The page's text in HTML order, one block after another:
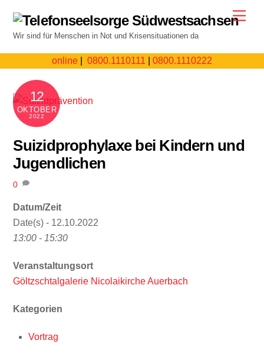
content
Wir sind für Menschen in Not und Krisensituationen da
online 0800.1110111 0800.1110222
12
OKTOBER
2022
Suizidprophylaxe bei Kindern und
Jugendlichen
0
Datum/Zeit
Date(s) - 12.10.2022
13:00 - 15:30
Veranstaltungsort
Göltzschtalgalerie Nicolaikirche Auerbach
Kategorien
Vortrag